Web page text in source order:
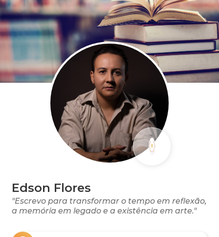
Edson Flores
"Escrevo para transformar o tempo em reflexão,
a memória em legado e a existência em arte."